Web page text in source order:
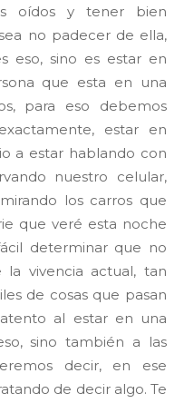
oídos y tener bien
no padecer de ella,
eso, sino es estar en
que esta en una
para eso debemos
estar en
a estar hablando con
nuestro celular,
los carros que
que veré esta noche
determinar que no
la vivencia actual, tan
de cosas que pasan
al estar en una
sino también a las
decir, en ese
de decir algo. Te